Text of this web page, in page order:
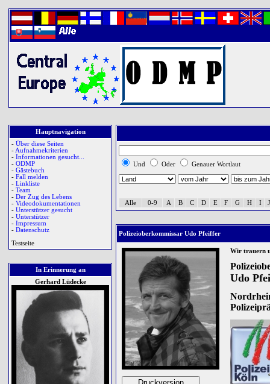
Hauptnavigation
- Über diese Seiten
- Aufnahmekriterien
- Informationen gesucht...
- ODMP
- Gästebuch
- Fall melden
- Linkliste
- Team
- Der Zug des Lebens
- Videodokumentationen
- Unterstützer gesucht
- Unterstützer
- Impressum
- Datenschutz
Testseite
In Erinnerung an
Gerhard Lüdecke
Und Oder Genauer Wortlaut
Alle 0-9 A B C D E F G H I J
Polizeioberkommissar Udo Pfeiffer
Wir trauern
Udo